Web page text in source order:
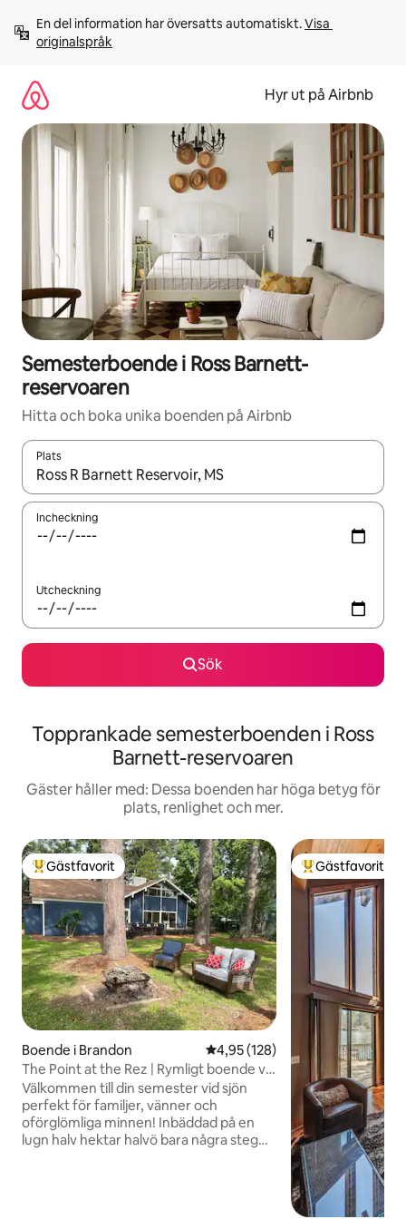
innehåll
En del information har översatts automatiskt. Visa
originalspråk
Hyr ut på Airbnb
Semesterboende i Ross Barnett-
reservoaren
Hitta och boka unika boenden på Airbnb
Plats
När resultaten är tillgängliga kan du navigera med upp- och
Incheckning
Utcheckning
Sök
Topprankade semesterboenden i Ross
Barnett-reservoaren
Gäster håller med: Dessa boenden har höga betyg för
plats, renlighet och mer.
Populär gästfavorit
Gästfavorit
Boende i Brandon 4,95 av 5 i genomsnittligt
4,95 (128)
The Point at the Rez | Rymligt boende vid
vattnet
Välkommen till din semester vid sjön
perfekt för familjer, vänner och
oförglömliga minnen! Inbäddad på en
lugn halv hektar halvö bara några steg
Populär
Gästfavorit